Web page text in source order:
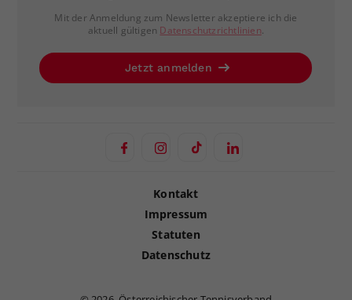
Mit der Anmeldung zum Newsletter akzeptiere ich die
aktuell gültigen Datenschutzrichtlinien.
Jetzt anmelden
Kontakt
Impressum
Statuten
Datenschutz